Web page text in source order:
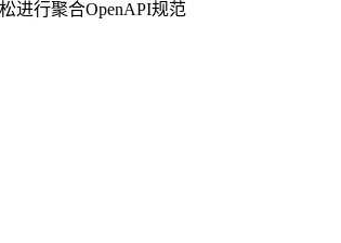
进行聚合OpenAPI规范